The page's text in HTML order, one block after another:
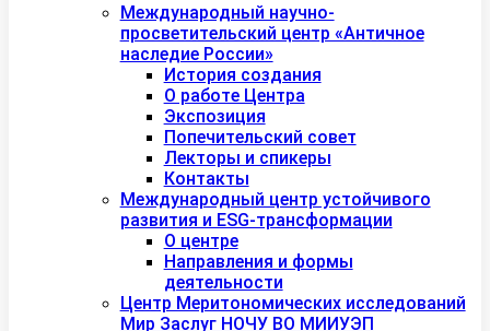
Международный научно-
просветительский центр «Античное
наследие России»
История создания
О работе Центра
Экспозиция
Попечительский совет
Лекторы и спикеры
Контакты
Международный центр устойчивого
развития и ESG-трансформации
О центре
Направления и формы
деятельности
Центр Меритономических исследований
Мир Заслуг НОЧУ ВО МИИУЭП